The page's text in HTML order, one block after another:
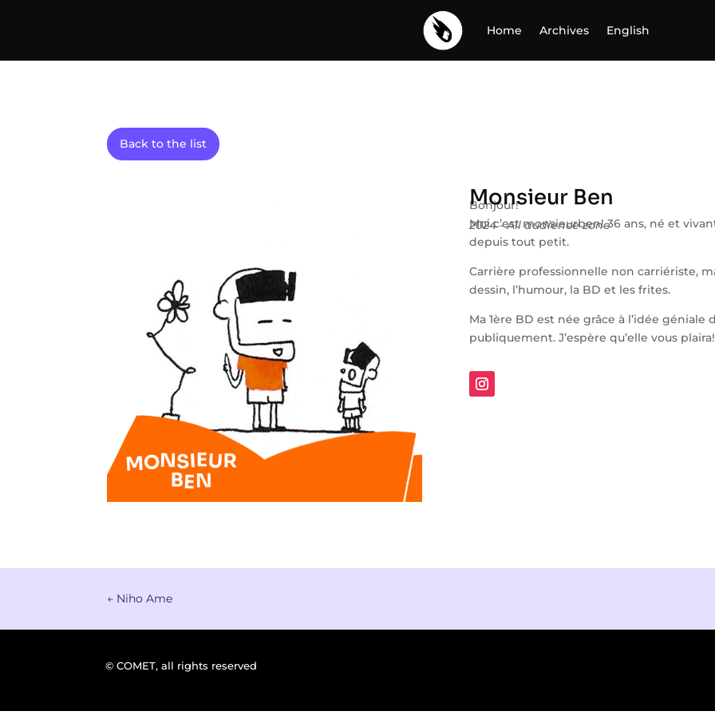
Home Archives English
Back to the list
Monsieur Ben
2024 - All audience zone
Bonjour!
Moi c’est monsieurben! 36 ans, né et
depuis tout petit.
Carrière professionnelle non carriériste,
dessin, l’humour, la BD et les frites.
Ma 1ère BD est née grâce à l’idée
publiquement. J’espère qu’elle vous plaira!
← Niho Ame
© COMET, all rights reserved